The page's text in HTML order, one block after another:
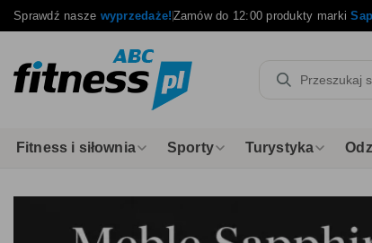
Sprawdź nasze wyprzedaże!Zamów do 12:00 produkty marki
Fitness i siłownia Sporty Turystyka